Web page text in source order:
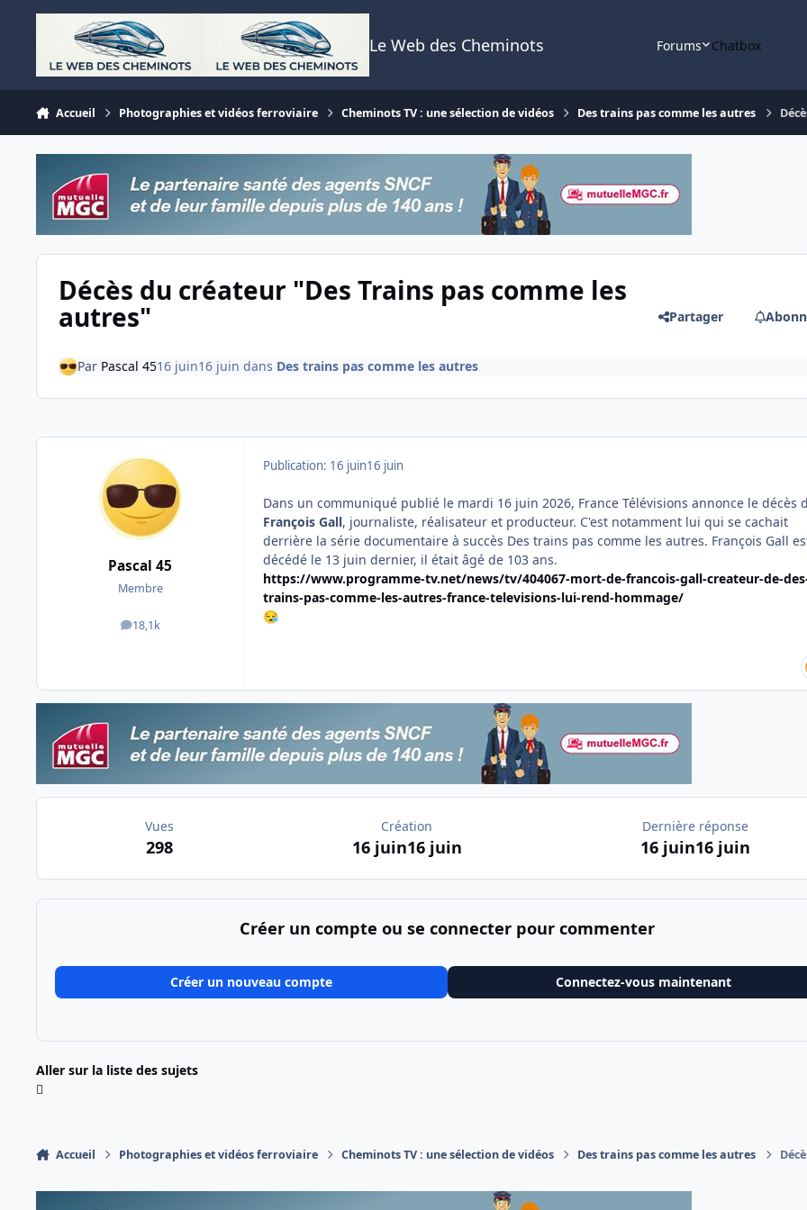
Aller au contenu
Le Web des Cheminots Forums Chatbox
Accueil Photographies et vidéos ferroviaire Cheminots TV : une sélection de vidéos Des trains pas comme les autres
Décès du créateur "Des Trains pas comme les
autres" Partager
Par Pascal 4516 juin16 juin dans Des trains pas comme les autres
Pascal 45
Membre
18,1k
messages
Publication: 16 juin16 juin
Dans un communiqué publié le mardi 16 juin 2026, France Télévisions annonce le décès
François Gall, journaliste, réalisateur et producteur. C'est notamment lui qui se cachait
derrière la série documentaire à succès Des trains pas comme les autres. François Gall
décédé le 13 juin dernier, il était âgé de 103 ans.
https://www.programme-tv.net/news/tv/404067-mort-de-francois-gall-createur-de-
trains-pas-comme-les-autres-france-televisions-lui-rend-hommage/
😪
Vues
298
Création
16 juin16 juin
Dernière réponse
16 juin16 juin
Créer un compte ou se connecter pour commenter
Créer un nouveau compte Connectez-vous maintenant
Aller sur la liste des sujets
Accueil Photographies et vidéos ferroviaire Cheminots TV : une sélection de vidéos Des trains pas comme les autres